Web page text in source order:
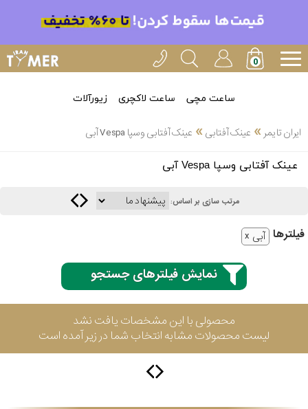
ساعت مچی ساعت لاکچری زیورآلات
ایران تایمر » عینک آفتابی» عینک آفتابی وسپا Vespa آبی
عینک آفتابی وسپا Vespa آبی
مرتب سازی بر اساس:
فیلتر‌ها آبی
نمایش فیلترهای جستجو
محصولی با این مشخصات یافت نشد
لیست محصولات مشابه انتخاب شما در زیر آمده است
انتخاب
بین 3
3
کنزو
گس